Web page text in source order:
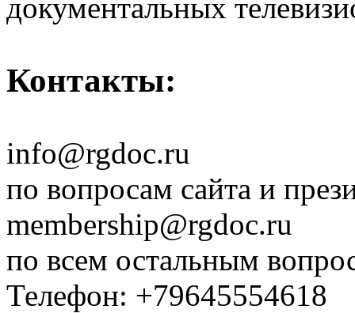
документальных
Контакты:
info@rgdoc.ru
по вопросам сайта и
membership@rgdoc.ru
по всем остальным
Телефон: +79645554618